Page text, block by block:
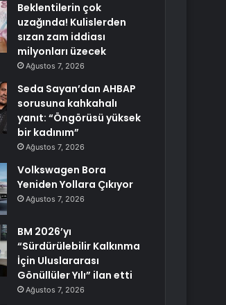
Beklentilerin çok
uzağında! Kulislerden
sızan zam iddiası
milyonları üzecek
Ağustos 7, 2026
Seda Sayan’dan AHBAP
sorusuna kahkahalı
yanıt: “Öngörüsü yüksek
bir kadınım”
Ağustos 7, 2026
Volkswagen Bora
Yeniden Yollara Çıkıyor
Ağustos 7, 2026
BM 2026’yı
“Sürdürülebilir Kalkınma
İçin Uluslararası
Gönüllüler Yılı” ilan etti
Ağustos 7, 2026